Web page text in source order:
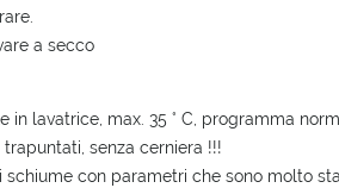
a secco
in lavatrice, max. 35 ° C, programma
trapuntati, senza cerniera !!!
schiume con parametri che sono molto